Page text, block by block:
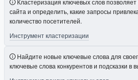
сайта и определить, какие запросы
количество посетителей.
Инструмент кластеризации
Найдите новые ключевые слова для
ключевые слова конкурентов и подсказки в